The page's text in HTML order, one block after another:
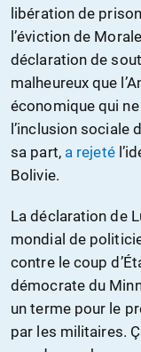
libération de
l’éviction de
déclaration de
malheureux que
économique qui
l’inclusion sociale
sa part, a rejeté
Bolivie.
La déclaration de
mondial de
contre le coup
démocrate du
un terme pour le
par les militaires.